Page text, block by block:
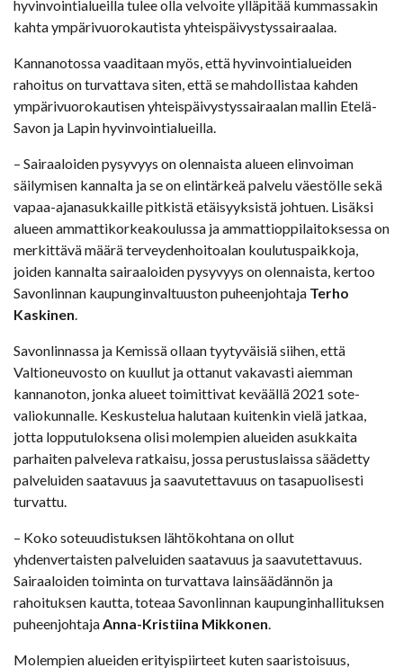
hyvinvointialueilla tulee olla velvoite ylläpitää kummassakin
kahta ympärivuorokautista yhteispäivystyssairaalaa.
Kannanotossa vaaditaan myös, että hyvinvointialueiden
rahoitus on turvattava siten, että se mahdollistaa kahden
ympärivuorokautisen yhteispäivystyssairaalan mallin Etelä-
Savon ja Lapin hyvinvointialueilla.
– Sairaaloiden pysyvyys on olennaista alueen elinvoiman
säilymisen kannalta ja se on elintärkeä palvelu väestölle sekä
vapaa-ajanasukkaille pitkistä etäisyyksistä johtuen. Lisäksi
alueen ammattikorkeakoulussa ja ammattioppilaitoksessa on
merkittävä määrä terveydenhoitoalan koulutuspaikkoja,
joiden kannalta sairaaloiden pysyvyys on olennaista, kertoo
Savonlinnan kaupunginvaltuuston puheenjohtaja Terho
Kaskinen.
Savonlinnassa ja Kemissä ollaan tyytyväisiä siihen, että
Valtioneuvosto on kuullut ja ottanut vakavasti aiemman
kannanoton, jonka alueet toimittivat keväällä 2021 sote-
valiokunnalle. Keskustelua halutaan kuitenkin vielä jatkaa,
jotta lopputuloksena olisi molempien alueiden asukkaita
parhaiten palveleva ratkaisu, jossa perustuslaissa säädetty
palveluiden saatavuus ja saavutettavuus on tasapuolisesti
turvattu.
– Koko soteuudistuksen lähtökohtana on ollut
yhdenvertaisten palveluiden saatavuus ja saavutettavuus.
Sairaaloiden toiminta on turvattava lainsäädännön ja
rahoituksen kautta, toteaa Savonlinnan kaupunginhallituksen
puheenjohtajaAnna-Kristiina Mikkonen.
Molempien alueiden erityispiirteet kuten saaristoisuus,